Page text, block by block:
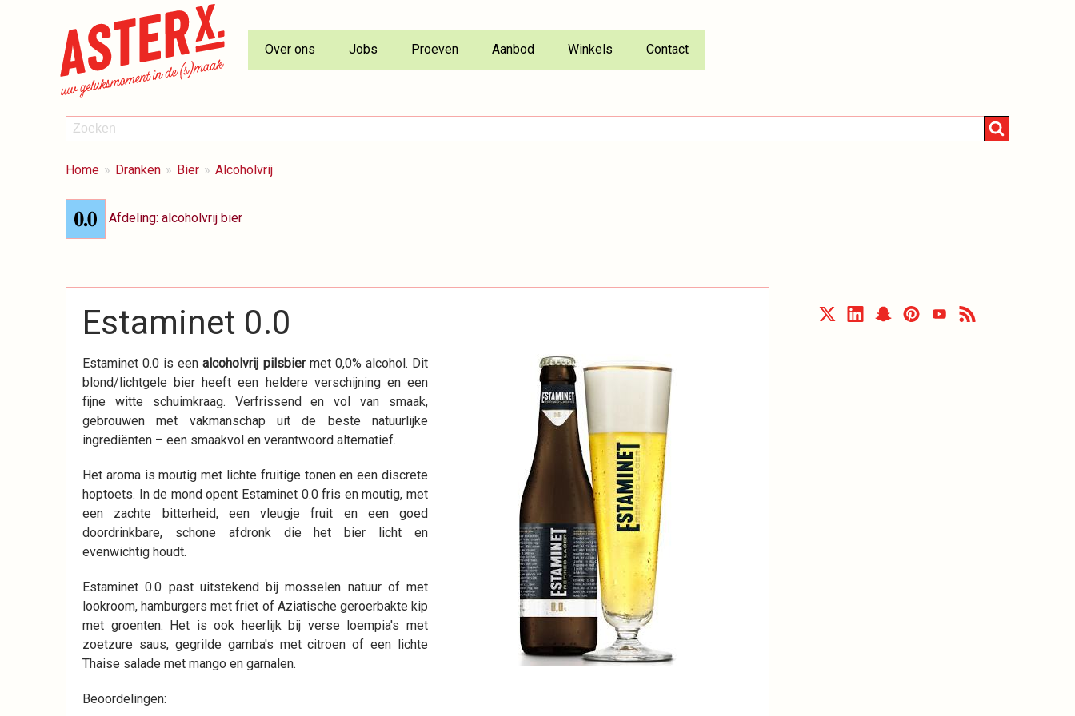
Over ons Jobs Proeven Aanbod Winkels Contact
ZOEKEN
Zoeken
BREADCRUMBS
Je
hier:
Home Dranken Bier Alcoholvrij
Afdeling: alcoholvrij bier
Estaminet 0.0
Estaminet 0.0 is eenalcoholvrij pilsbiermet 0,0% alcohol. Dit
blond/lichtgele bier heeft een heldere verschijning en een
fijne witte schuimkraag. Verfrissend en vol van smaak,
gebrouwen met vakmanschap uit de beste natuurlijke
ingrediënten – een smaakvol en verantwoord alternatief.
Het aroma is moutig met lichte fruitige tonen en een discrete
hoptoets. In de mond opent Estaminet 0.0 fris en moutig, met
een zachte bitterheid, een vleugje fruit en een goed
doordrinkbare, schone afdronk die het bier licht en
evenwichtig houdt.
Estaminet 0.0 past uitstekend bij mosselen natuur of met
lookroom, hamburgers met friet of Aziatische geroerbakte kip
met groenten. Het is ook heerlijk bij verse loempia's met
zoetzure saus, gegrilde gamba's met citroen of een lichte
Thaise salade met mango en garnalen.
Beoordelingen: